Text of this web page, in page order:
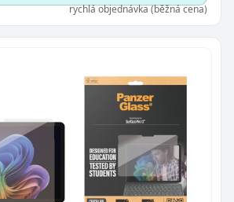
rychlá objednávka (běžná cena)